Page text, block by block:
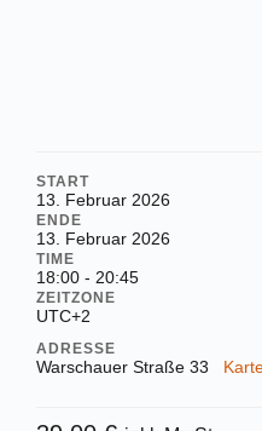
START
13. Februar 2026
ENDE
13. Februar 2026
TIME
18:00 - 20:45
ZEITZONE
UTC+2
ADRESSE
Warschauer Straße 33